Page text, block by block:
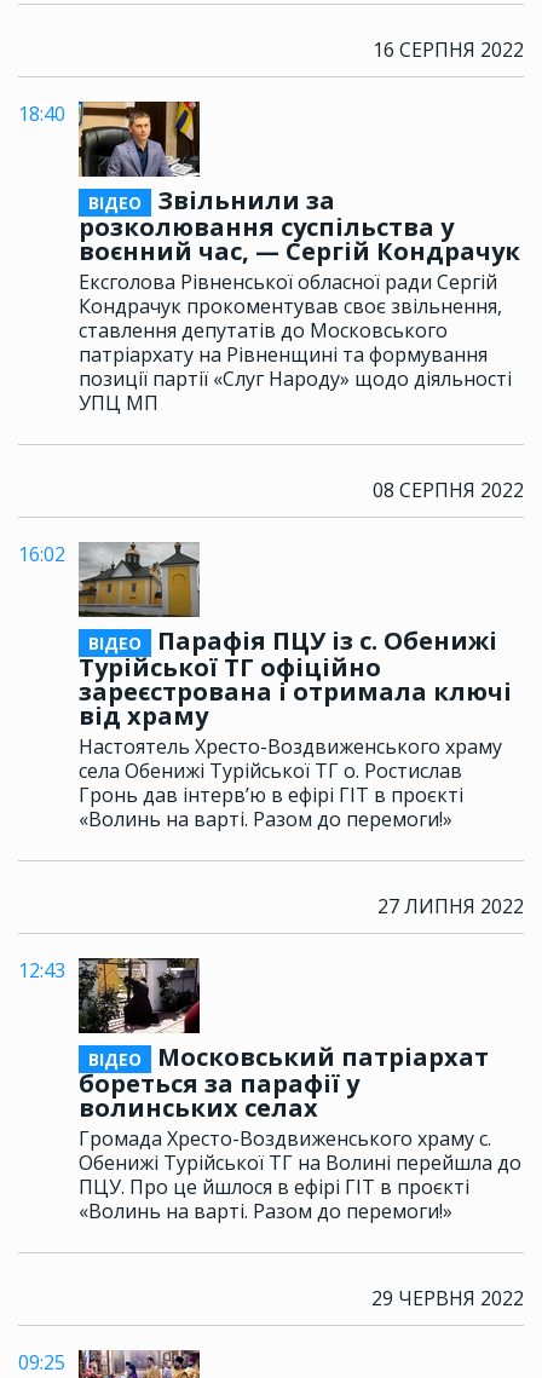
16 СЕРПНЯ 2022
18:40
ВІДЕО
Звільнили за
розколювання суспільства у
воєнний час, — Сергій Кондрачук
Ексголова Рівненської обласної ради Сергій
Кондрачук прокоментував своє звільнення,
ставлення депутатів до Московського
патріархату на Рівненщині та формування
позиції партії «Слуг Народу» щодо діяльності
УПЦ МП
08 СЕРПНЯ 2022
16:02
ВІДЕО
Парафія ПЦУ із с. Обенижі
Турійської ТГ офіційно
зареєстрована і отримала ключі
від храму
Настоятель Хресто-Воздвиженського храму
села Обенижі Турійської ТГ о. Ростислав
Гронь дав інтерв’ю в ефірі ГІТ в проєкті
«Волинь на варті. Разом до перемоги!»
27 ЛИПНЯ 2022
12:43
ВІДЕО
Московський патріархат
бореться за парафії у
волинських селах
Громада Хресто-Воздвиженського храму с.
Обенижі Турійської ТГ на Волині перейшла до
ПЦУ. Про це йшлося в ефірі ГІТ в проєкті
«Волинь на варті. Разом до перемоги!»
29 ЧЕРВНЯ 2022
09:25